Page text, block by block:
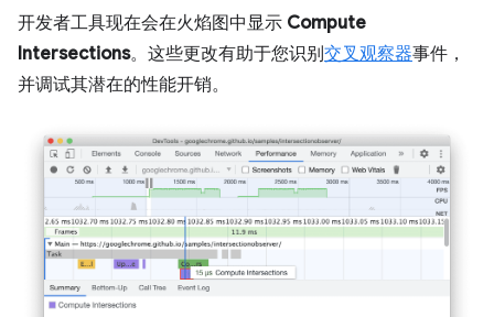
开发者工具现在会在火焰图中显示 Compute
Intersections。这些更改有助于您识别交叉观察器事件，
并调试其潜在的性能开销。